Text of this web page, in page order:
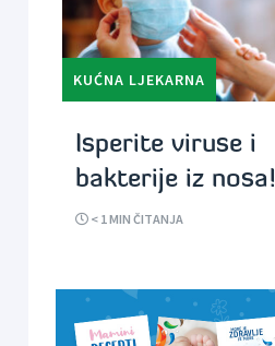
KUĆNA LJEKARNA
Isperite viruse i
bakterije iz nosa!
< 1 MIN ČITANJA